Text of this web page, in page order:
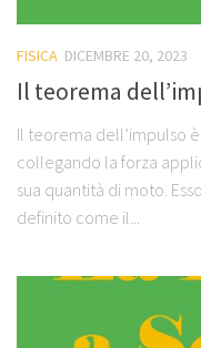
FISICA DICEMBRE 20, 2023
Il teorema
Il teorema dell’impulso
collegando la forza
sua quantità di moto.
definito come il...